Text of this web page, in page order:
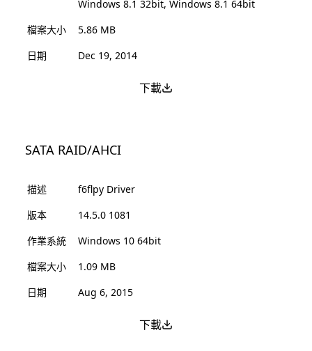
Windows 8.1 32bit, Windows 8.1 64bit
檔案大小
5.86 MB
日期
Dec 19, 2014
下載
SATA RAID/AHCI
描述
f6flpy Driver
版本
14.5.0 1081
作業系統
Windows 10 64bit
檔案大小
1.09 MB
日期
Aug 6, 2015
下載